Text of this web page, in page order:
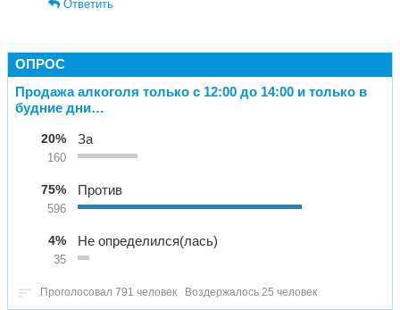
Ответить
ОПРОС
Продажа алкоголя только с 12:00 до 14:00 и только в
будние дни…
20%
160
За
75%
596
Против
4%
35
Не определился(лась)
Проголосовал 791 человек Воздержалось 25 человек